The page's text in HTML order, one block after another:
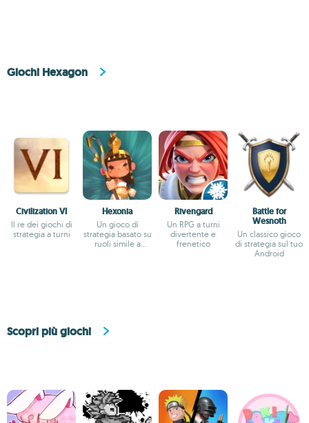
Giochi Hexagon
Civilization VI
Il re dei giochi di
strategia a turni
Hexonia
Un gioco di
strategia basato su
ruoli simile a
Rivengard
Un RPG a turni
divertente e
frenetico
Battle for
Wesnoth
Un classico gioco
di strategia sul tuo
Android
Scopri più giochi